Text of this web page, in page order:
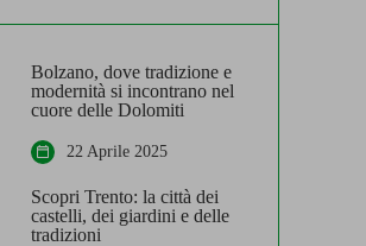
Bolzano, dove tradizione e
modernità si incontrano nel
cuore delle Dolomiti
22 Aprile 2025
Scopri Trento: la città dei
castelli, dei giardini e delle
tradizioni